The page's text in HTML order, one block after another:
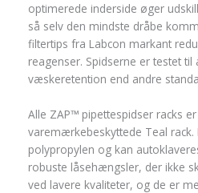
optimerede inderside øger
så selv den mindste dråbe
filtertips fra Labcon markant
reagenser. Spidserne er testet
væskeretention end andre
Alle ZAP™ pipettespidser racks
varemærkebeskyttede Teal rack.
polypropylen og kan
robuste låsehængsler, der ikke
ved lavere kvaliteter, og de er